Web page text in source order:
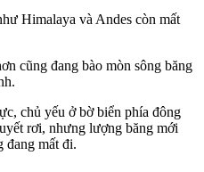
Himalaya và Andes còn mất
cũng đang bào mòn sông băng
chủ yếu ở bờ biển phía đông
rơi, nhưng lượng băng mới
đang mất đi.